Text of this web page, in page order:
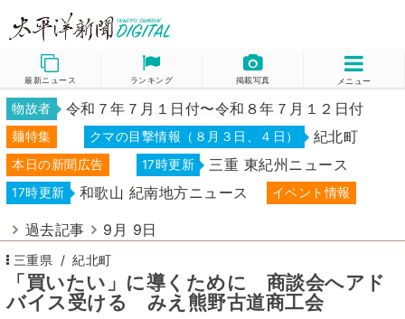
最新ニュース ランキング 掲載写真 メニュー
物故者 令和７年７月１日付〜令和８年７月１２日付
麺特集 クマの目撃情報（８月３日、４日） 紀北町
本日の新聞広告 17時更新 三重 東紀州ニュース
17時更新 和歌山 紀南地方ニュース イベント情報
過去記事 9月 9日
三重県 紀北町
「買いたい」に導くために 商談会へアド
バイス受ける みえ熊野古道商工会